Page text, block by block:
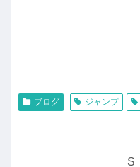
ブログ ジャンプ